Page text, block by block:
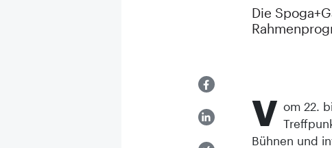
Die
V om 22.
Bühnen und